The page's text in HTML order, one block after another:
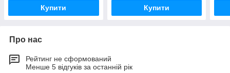
Купити Купити
Про нас
Рейтинг не сформований
Менше 5 відгуків за останній рік